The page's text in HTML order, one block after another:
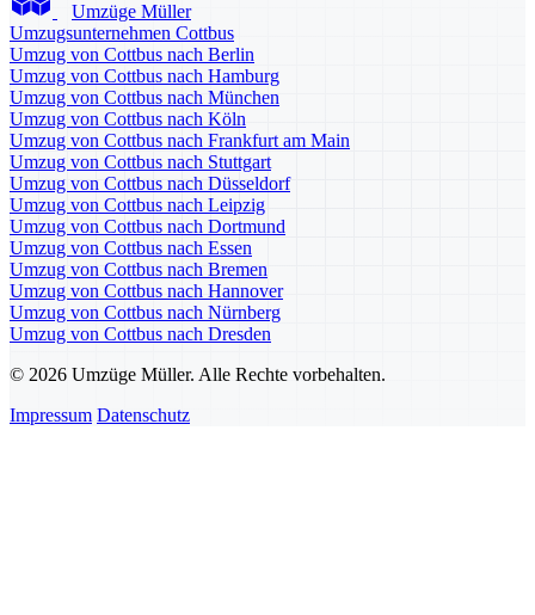
Umzüge Müller
Umzugsunternehmen Cottbus
Umzug von Cottbus nach Berlin
Umzug von Cottbus nach Hamburg
Umzug von Cottbus nach München
Umzug von Cottbus nach Köln
Umzug von Cottbus nach Frankfurt am Main
Umzug von Cottbus nach Stuttgart
Umzug von Cottbus nach Düsseldorf
Umzug von Cottbus nach Leipzig
Umzug von Cottbus nach Dortmund
Umzug von Cottbus nach Essen
Umzug von Cottbus nach Bremen
Umzug von Cottbus nach Hannover
Umzug von Cottbus nach Nürnberg
Umzug von Cottbus nach Dresden
© 2026 Umzüge Müller. Alle Rechte vorbehalten.
Impressum Datenschutz